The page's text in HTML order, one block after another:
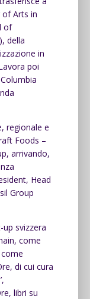
of Arts in
of
della
in
poi
regionale e
Foods –
arrivando,
Head
Group
svizzera
come
di cui cura
libri su